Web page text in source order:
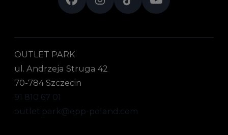
OUTLET PARK
ul. Andrzeja Struga 42
70-784 Szczecin
91 810 67 01
outlet.park@epp-poland.com